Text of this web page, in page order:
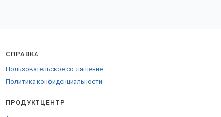
СПРАВКА
Пользовательское соглашение
Политика конфиденциальности
ПРОДУКТЦЕНТР